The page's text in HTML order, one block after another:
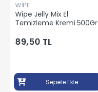
WİPE
Wipe Jelly Mix El
Temizleme Kremi 500Gr
89,50 TL
Sepete Ekle